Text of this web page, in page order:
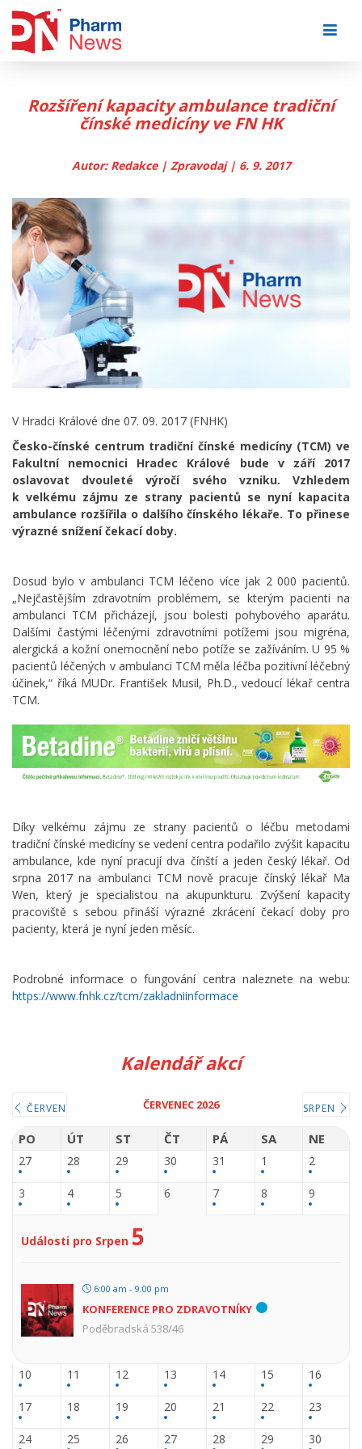
Rozšíření kapacity ambulance tradiční
čínské medicíny ve FN HK
Autor: Redakce | Zpravodaj | 6. 9. 2017
V Hradci Králové dne 07. 09. 2017 (FNHK)
Česko-čínské centrum tradiční čínské medicíny (TCM) ve
Fakultní nemocnici Hradec Králové bude v září 2017
oslavovat dvouleté výročí svého vzniku. Vzhledem
k velkému zájmu ze strany pacientů se nyní kapacita
ambulance rozšířila o dalšího čínského lékaře. To přinese
výrazné snížení čekací doby.
Dosud bylo v ambulanci TCM léčeno více jak 2 000 pacientů.
„Nejčastějším zdravotním problémem, se kterým pacienti na
ambulanci TCM přicházejí, jsou bolesti pohybového aparátu.
Dalšími častými léčenými zdravotními potížemi jsou migréna,
alergická a kožní onemocnění nebo potíže se zažíváním. U 95 %
pacientů léčených v ambulanci TCM měla léčba pozitivní léčebný
účinek,“ říká MUDr. František Musil, Ph.D., vedoucí lékař centra
TCM.
Díky velkému zájmu ze strany pacientů o léčbu metodami
tradiční čínské medicíny se vedení centra podařilo zvýšit kapacitu
ambulance, kde nyní pracují dva čínští a jeden český lékař. Od
srpna 2017 na ambulanci TCM nově pracuje čínský lékař Ma
Wen, který je specialistou na akupunkturu. Zvýšení kapacity
pracoviště s sebou přináší výrazné zkrácení čekací doby pro
pacienty, která je nyní jeden měsíc.
Podrobné informace o fungování centra naleznete na webu:
https://www.fnhk.cz/tcm/zakladniinformace
Kalendář akcí
ČERVEN ČERVENEC 2026 SRPEN
PO ÚT ST ČT PÁ SA NE
27 28 29 30 31 1 2
3 4 5 6 7 8 9
Události pro Srpen 5
6:00 am - 9:00 pm
KONFERENCE PRO ZDRAVOTNÍKY
Poděbradská 538/46
10 11 12 13 14 15 16
17 18 19 20 21 22 23
24 25 26 27 28 29 30